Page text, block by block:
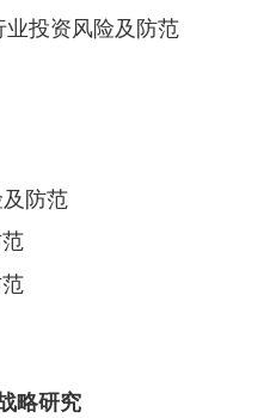
投资风险及防范
防范
略研究